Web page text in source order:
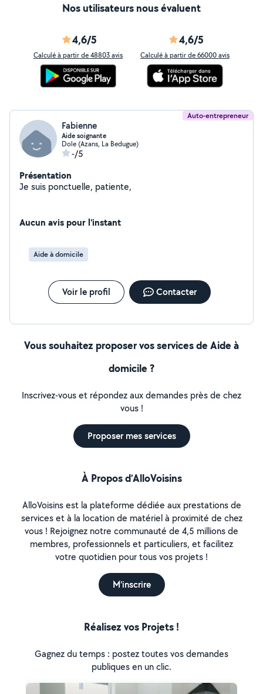
Nos utilisateurs nous évaluent
4,6/5
Calculé à partir de 48803 avis
4,6/5
Calculé à partir de 66000 avis
Auto-entrepreneur
Fabienne
Aide soignante
Dole (Azans, La Bedugue)
-/5
Présentation
Je suis ponctuelle, patiente,
Aucun avis pour l'instant
Aide à domicile
Voir le profil Contacter
Vous souhaitez proposer vos services de Aide à
domicile ?
Inscrivez-vous et répondez aux demandes près de chez
vous !
Proposer mes services
À Propos d’AlloVoisins
AlloVoisins est la plateforme dédiée aux prestations de
services et à la location de matériel à proximité de chez
vous ! Rejoignez notre communauté de 4,5 millions de
membres, professionnels et particuliers, et facilitez
votre quotidien pour tous vos projets !
M'inscrire
Réalisez vos Projets !
Gagnez du temps : postez toutes vos demandes
publiques en un clic.